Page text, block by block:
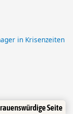
in Krisenzeiten
Gehalt – DasSeite